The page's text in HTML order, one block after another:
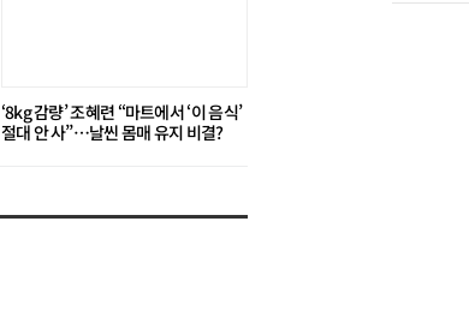
‘8kg 감량’ 조혜련 “마트에서 ‘이 음식’
절대 안 사”…날씬 몸매 유지 비결?